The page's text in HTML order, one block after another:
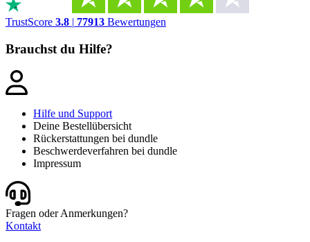
TrustScore 3.8 | 77913 Bewertungen
Brauchst du Hilfe?
Hilfe und Support
Deine Bestellübersicht
Rückerstattungen bei dundle
Beschwerdeverfahren bei dundle
Impressum
Fragen oder Anmerkungen?
Kontakt